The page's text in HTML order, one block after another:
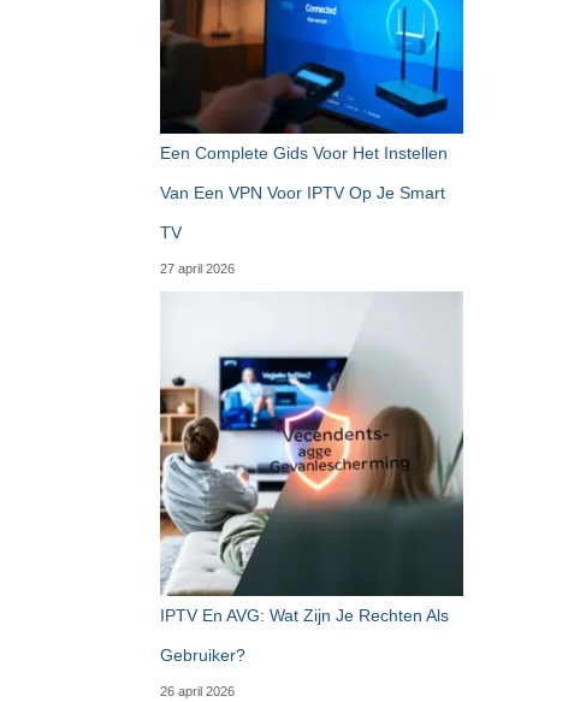
Een Complete Gids Voor Het Instellen
Van Een VPN Voor IPTV Op Je Smart
TV
27 april 2026
IPTV En AVG: Wat Zijn Je Rechten Als
Gebruiker?
26 april 2026